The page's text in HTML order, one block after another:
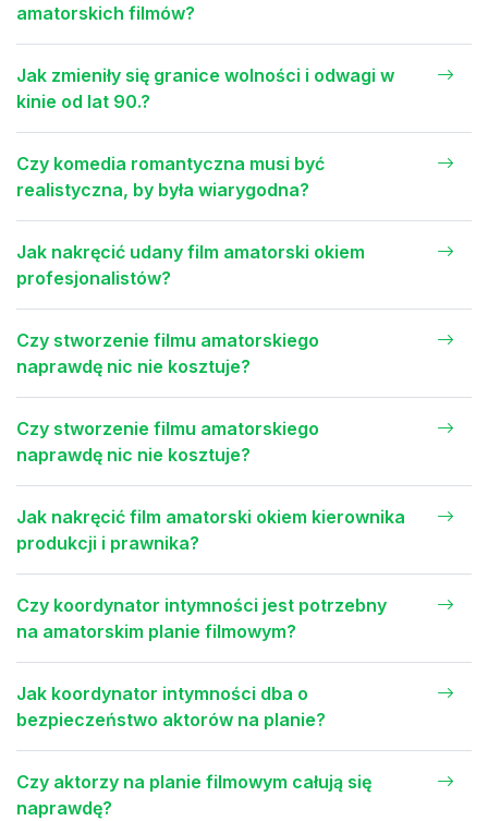
amatorskich filmów?
Jak zmieniły się granice wolności i odwagi w
kinie od lat 90.?
Czy komedia romantyczna musi być
realistyczna, by była wiarygodna?
Jak nakręcić udany film amatorski okiem
profesjonalistów?
Czy stworzenie filmu amatorskiego
naprawdę nic nie kosztuje?
Czy stworzenie filmu amatorskiego
naprawdę nic nie kosztuje?
Jak nakręcić film amatorski okiem kierownika
produkcji i prawnika?
Czy koordynator intymności jest potrzebny
na amatorskim planie filmowym?
Jak koordynator intymności dba o
bezpieczeństwo aktorów na planie?
Czy aktorzy na planie filmowym całują się
naprawdę?